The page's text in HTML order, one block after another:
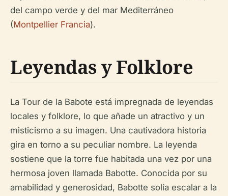
del campo verde y del mar Mediterráneo
(Montpellier Francia).
Leyendas y Folklore
La Tour de la Babote está impregnada de leyendas
locales y folklore, lo que añade un atractivo y un
misticismo a su imagen. Una cautivadora historia
gira en torno a su peculiar nombre. La leyenda
sostiene que la torre fue habitada una vez por una
hermosa joven llamada Babotte. Conocida por su
amabilidad y generosidad, Babotte solía escalar a la